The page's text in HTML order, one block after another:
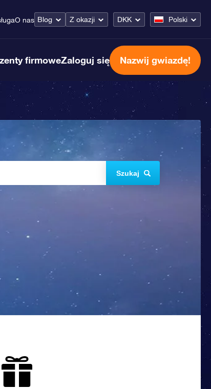
O nas Blog Z okazji DKK Polski
firmoweZaloguj się Nazwij gwiazdę!
Szukaj